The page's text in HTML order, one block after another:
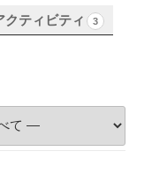
クティビティ 3